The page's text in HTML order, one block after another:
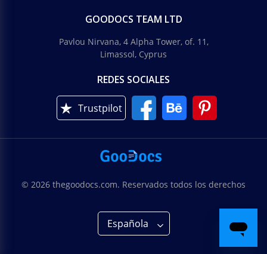
GOODOCS TEAM LTD
Pavlou Nirvana, 4 Alpha Tower, of. 11,
Limassol, Cyprus
REDES SOCIALES
Trustpilot
© 2026 thegoodocs.com. Reservados todos los derechos
Española